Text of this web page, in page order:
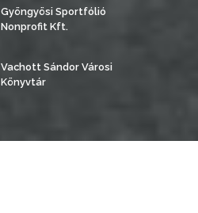
Gyöngyösi Sportfólió
Nonprofit Kft.
Vachott Sándor Városi
Könyvtár